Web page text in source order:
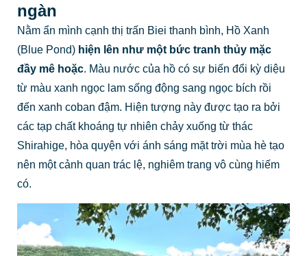
ngàn
Nằm ẩn mình cạnh thị trấn Biei thanh bình, Hồ Xanh
(Blue Pond) hiện lên như một bức tranh thủy mặc
đầy mê hoặc. Màu nước của hồ có sự biến đổi kỳ diệu
từ màu xanh ngọc lam sống động sang ngọc bích rồi
đến xanh coban đậm. Hiện tượng này được tạo ra bởi
các tạp chất khoáng tự nhiên chảy xuống từ thác
Shirahige, hòa quyện với ánh sáng mặt trời mùa hè tạo
nên một cảnh quan trác lệ, nghiêm trang vô cùng hiếm
có.